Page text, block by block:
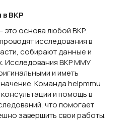
в ВКР
это основа любой ВКР.
исследования в
собирают данные и
Исследования ВКР ММУ
и иметь
Команда helpmmu
и помощь в
что помогает
завершить свои работы.